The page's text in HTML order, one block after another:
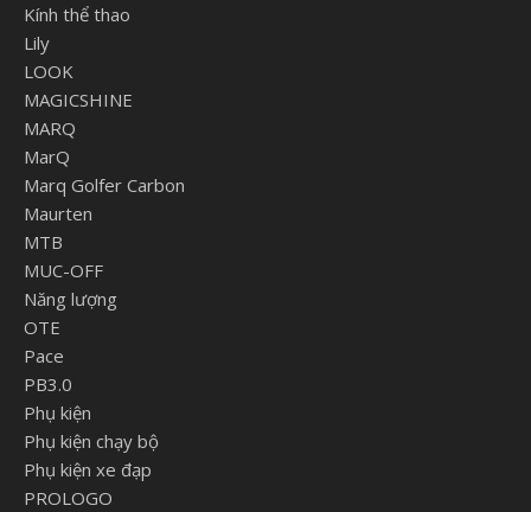
Kính thể thao
Lily
LOOK
MAGICSHINE
MARQ
MarQ
Marq Golfer Carbon
Maurten
MTB
MUC-OFF
Năng lượng
OTE
Pace
PB3.0
Phụ kiện
Phụ kiện chạy bộ
Phụ kiện xe đạp
PROLOGO